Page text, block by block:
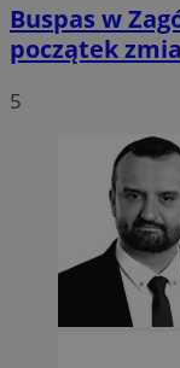
Buspas w
początek
5